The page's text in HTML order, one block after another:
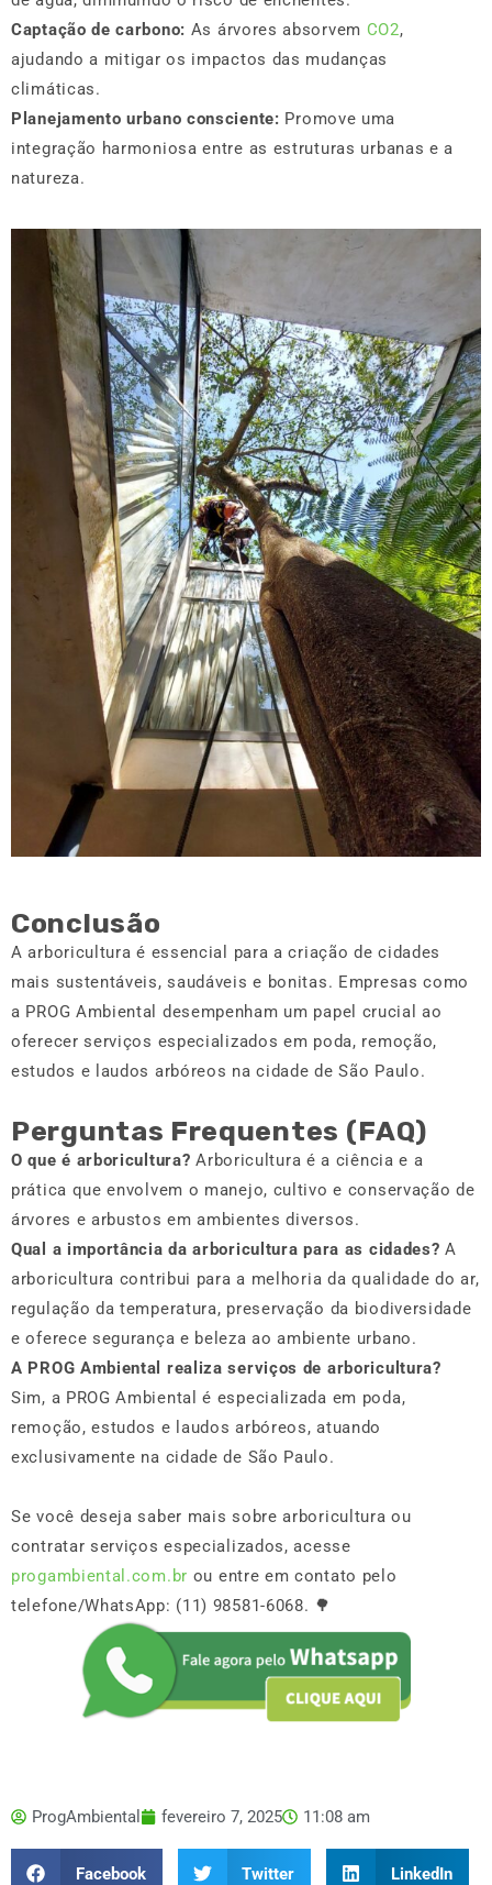
Captação de carbono: As árvores absorvem CO2,
ajudando a mitigar os impactos das mudanças
climáticas.
Planejamento urbano consciente: Promove uma
integração harmoniosa entre as estruturas urbanas e a
natureza.
Conclusão
A arboricultura é essencial para a criação de cidades
mais sustentáveis, saudáveis e bonitas. Empresas como
a PROG Ambiental desempenham um papel crucial ao
oferecer serviços especializados em poda, remoção,
estudos e laudos arbóreos na cidade de São Paulo.
Perguntas Frequentes (FAQ)
O que é arboricultura? Arboricultura é a ciência e a
prática que envolvem o manejo, cultivo e conservação de
árvores e arbustos em ambientes diversos.
Qual a importância da arboricultura para as cidades? A
arboricultura contribui para a melhoria da qualidade do ar,
regulação da temperatura, preservação da biodiversidade
e oferece segurança e beleza ao ambiente urbano.
A PROG Ambiental realiza serviços de arboricultura?
Sim, a PROG Ambiental é especializada em poda,
remoção, estudos e laudos arbóreos, atuando
exclusivamente na cidade de São Paulo.
Se você deseja saber mais sobre arboricultura ou
contratar serviços especializados, acesse
progambiental.com.br ou entre em contato pelo
telefone/WhatsApp: (11) 98581-6068. 🌳
ProgAmbiental fevereiro 7, 2025 11:08 am
Facebook Twitter LinkedIn